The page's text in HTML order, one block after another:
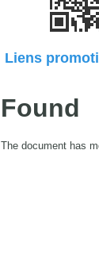
Liens
Found
The document has